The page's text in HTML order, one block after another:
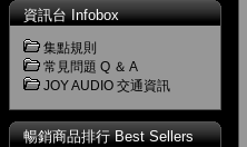
資訊台 Infobox
集點規則
常見問題 Q ＆ A
JOY AUDIO 交通資訊
暢銷商品排行 Best Sellers